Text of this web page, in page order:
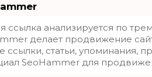
ссылка анализируется по
делает продвижение
ссылки, статьи, упоминания,
SeoHammer для